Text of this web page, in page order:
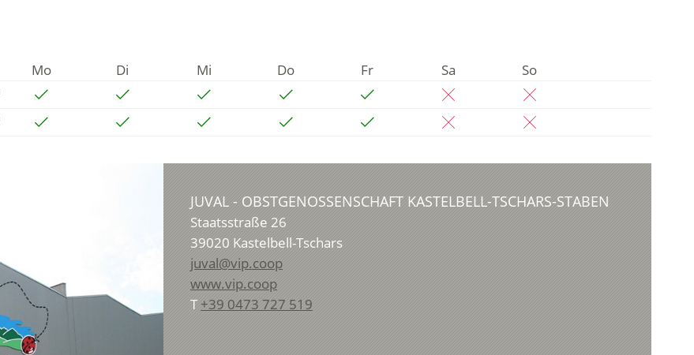
Mo Di Mi Do Fr Sa
So
JUVAL - OBSTGENOSSENSCHAFT KASTELBELL-TSCHARS-STABEN
Staatsstraße 26
39020 Kastelbell-Tschars
juval@vip.coop
www.vip.coop
T+39 0473 727 519